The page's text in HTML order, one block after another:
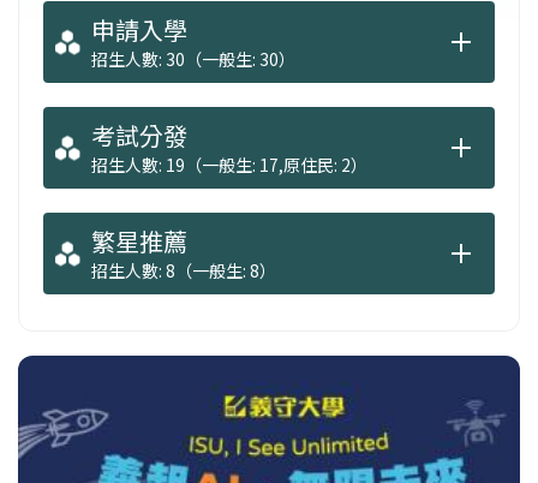
能治療相關論文發表。
申請入學
招生人數: 30（一般生: 30）
考試分發
招生人數: 19（一般生: 17,原住民: 2）
繁星推薦
招生人數: 8（一般生: 8）